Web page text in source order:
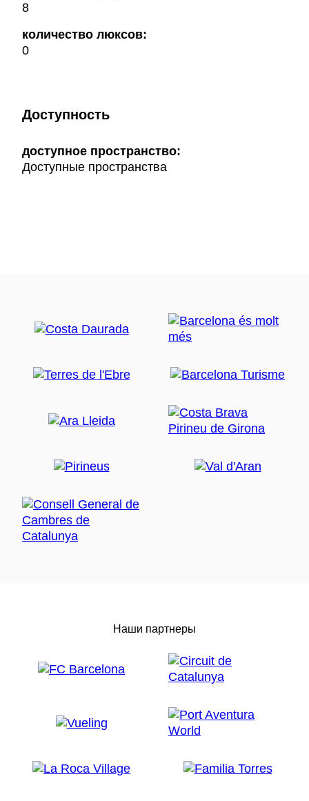
8
количество люксов:
0
Доступность
доступное пространство:
Доступные пространства
Наши партнеры